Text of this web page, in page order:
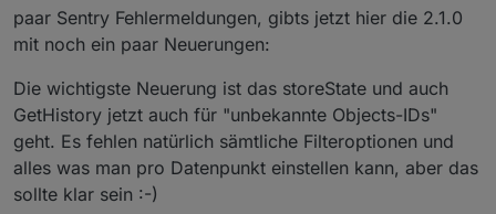
limitiert werden wie Sie per step bzw. count
angefordert wurden und diese Randwerte
wenn ein Skript die Daten verarbeiten soll. Mit
dem (kommenden!) Admin 5.3.8 ist auch die
Darstellung der Werte bei den Datenpunkt-
Einstellungen wieder korrekt, wenn man
Zeitbereiche von mehr als 24 gewählt hat und
mehr als 500 Werte in dem Zeitraum geloggt
paar Sentry Fehlermeldungen, gibts jetzt hier die 2.1.0
mit noch ein paar Neuerungen:
Die wichtigste Neuerung ist das storeState und auch
GetHistory jetzt auch für "unbekannte Objects-IDs"
geht. Es fehlen natürlich sämtliche Filteroptionen und
alles was man pro Datenpunkt einstellen kann, aber das
sollte klar sein :-)